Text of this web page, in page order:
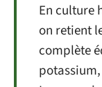
En culture
on retient
complète